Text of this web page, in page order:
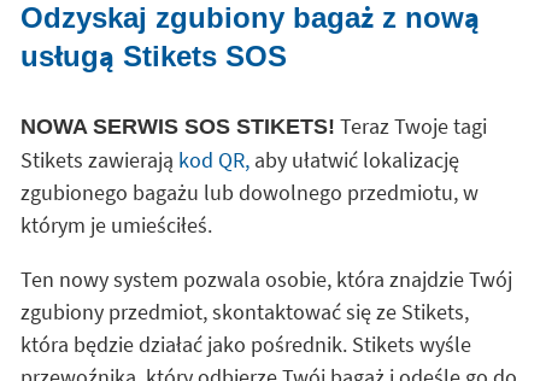
Odzyskaj zgubiony bagaż z nową
usługą Stikets SOS
NOWA SERWIS SOS STIKETS! Teraz Twoje tagi
Stikets zawierają kod QR,aby ułatwić lokalizację
zgubionego bagażu lub dowolnego przedmiotu, w
którym je umieściłeś.
Ten nowy system pozwala osobie, która znajdzie Twój
zgubiony przedmiot, skontaktować się ze Stikets,
która będzie działać jako pośrednik. Stikets wyśle